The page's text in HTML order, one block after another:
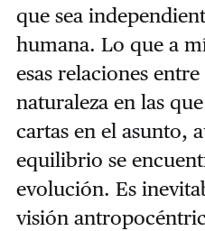
que sea
humana. Lo que a
esas relaciones
naturaleza en las
cartas en el asunto,
equilibrio se
evolución. Es
visión